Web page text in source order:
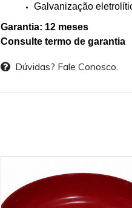
Galvanização
Garantia: 12 meses
Consulte termo de garantia
Dúvidas? Fale Conosco.